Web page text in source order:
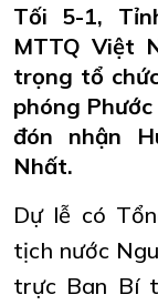
Tối 5-1,
MTTQ Việt
trọng tổ
phóng
đón nhận
Nhất.
Dự lễ có
tịch nước
trực Ban Bí